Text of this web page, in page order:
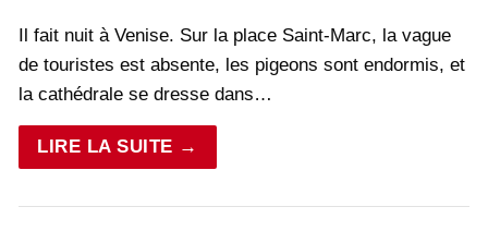
Il fait nuit à Venise. Sur la place Saint-Marc, la vague
de touristes est absente, les pigeons sont endormis, et
la cathédrale se dresse dans…
LIRE LA SUITE →